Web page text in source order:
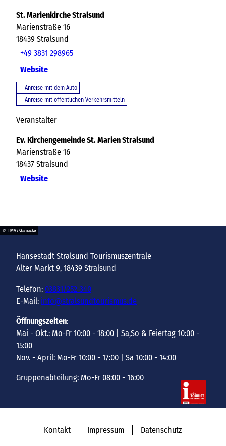
St. Marienkirche Stralsund
Marienstraße 16
18439 Stralsund
+49 3831 298965
Website
Anreise mit dem Auto
Anreise mit öffentlichen Verkehrsmitteln
Veranstalter
Ev. Kirchengemeinde St. Marien Stralsund
Marienstraße 16
18437 Stralsund
Website
© TMV / Gänsicke
Hansestadt Stralsund Tourismuszentrale
Alter Markt 9, 18439 Stralsund
Telefon: 03831/252-340
E-Mail: info@stralsundtourismus.de
Öffnungszeiten:
Mai - Okt.: Mo-Fr 10:00 - 18:00 | Sa,So & Feiertag 10:00 -
15:00
Nov. - April: Mo-Fr 10:00 - 17:00 | Sa 10:00 - 14:00
Gruppenabteilung: Mo-Fr 08:00 - 16:00
Kontakt Impressum Datenschutz